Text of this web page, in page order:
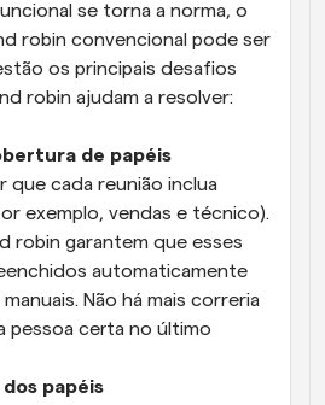
se torna a norma, o
robin convencional pode ser
os principais desafios
robin ajudam a resolver:
de papéis
que cada reunião inclua
exemplo, vendas e técnico).
robin garantem que esses
automaticamente
Não há mais correria
pessoa certa no último
papéis